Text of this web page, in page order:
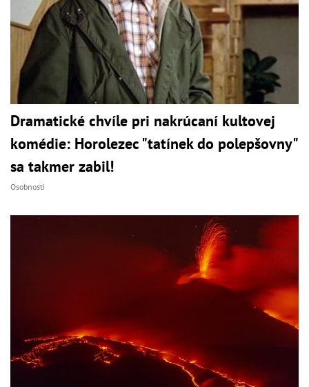
Dramatické chvíle pri nakrúcaní kultovej
komédie: Horolezec "tatínek do polepšovny"
sa takmer zabil!
Osobnosti